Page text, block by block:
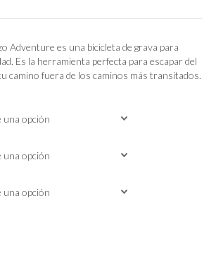
Adventure es una bicicleta de grava para
Es la herramienta perfecta para escapar del
camino fuera de los caminos más transitados.